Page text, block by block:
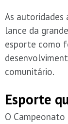
As autoridades
lance da
esporte como
comunitário.
Esporte
O